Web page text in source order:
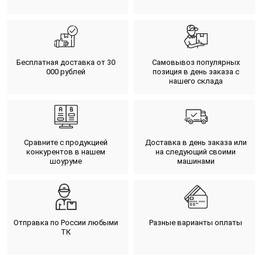
Бесплатная доставка от 30
000 рублей
Самовывоз популярных
позиция в день заказа с
нашего склада
Сравните с продукцией
конкурентов в нашем
шоуруме
Доставка в день заказа или
на следующий своими
машинами
Отправка по России любыми
ТК
Разные варианты оплаты